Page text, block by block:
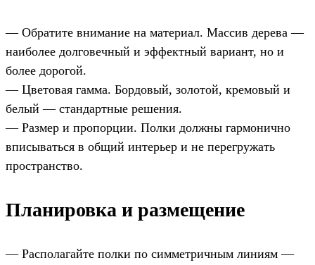
— Обратите внимание на материал. Массив дерева —
наиболее долговечный и эффектный вариант, но и
более дорогой.
— Цветовая гамма. Бордовый, золотой, кремовый и
белый — стандартные решения.
— Размер и пропорции. Полки должны гармонично
вписываться в общий интерьер и не перегружать
пространство.
Планировка и размещение
— Располагайте полки по симметричным линиям —